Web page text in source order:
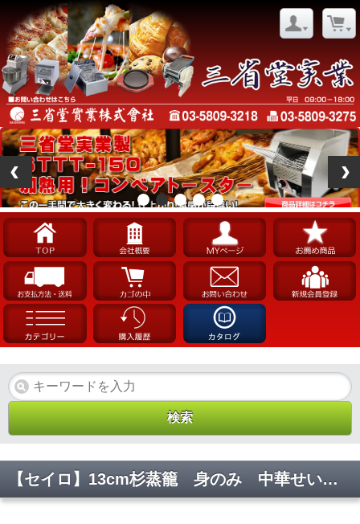
【セイロ】13cm杉蒸籠 身のみ 中華せいろ 外寸13cm 蒸し 温野菜 小籠包 肉まん 点心 飲茶 スチーマー レストラン 0496800 内径112*H60mm【代引不可】